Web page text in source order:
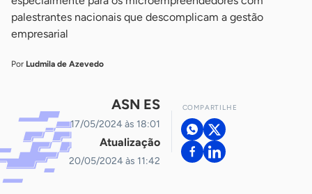
palestrantes nacionais que descomplicam a gestão
empresarial
Por Ludmila de Azevedo
ASN ES
17/05/2024 às 18:01
Atualização
20/05/2024 às 11:42
COMPARTILHE